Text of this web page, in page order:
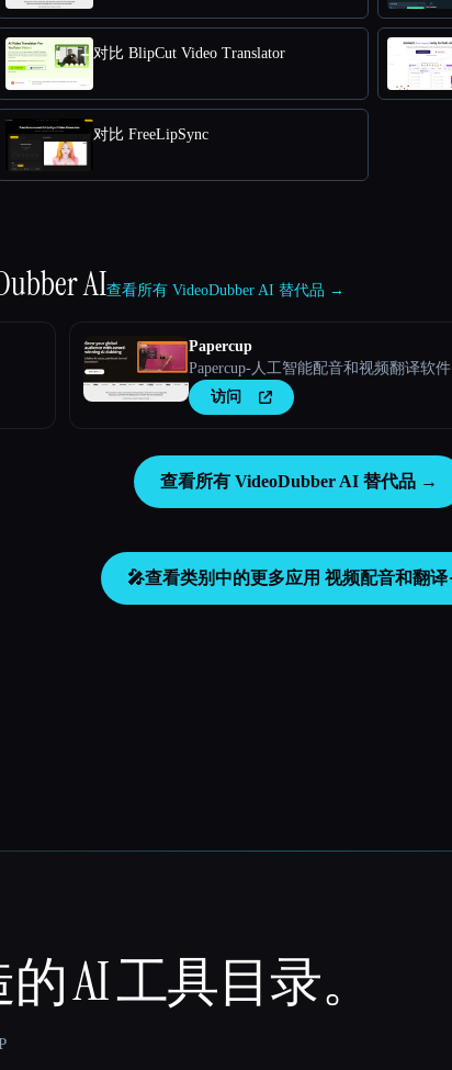
对比 BlipCut Video Translator
对比 FreeLipSync
AI查看所有 VideoDubber AI 替代品 →
Papercup
Papercup-人工智能配音和视频翻译软件
访问
查看所有 VideoDubber AI 替代品 →
🎤查看类别中的更多应用 视频配音和翻译
AI 工具目录。